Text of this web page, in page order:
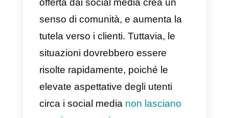
necessarie più rapidamente,
tendono a contattare l’assistenza
meno spesso, il che riduce i